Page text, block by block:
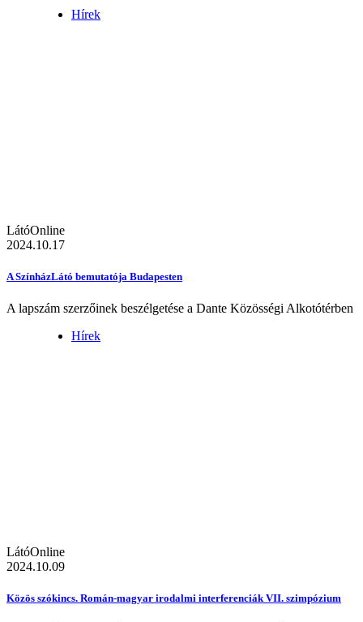
Hírek
LátóOnline
2024.10.17
A SzínházLátó bemutatója Budapesten
A lapszám szerzőinek beszélgetése a Dante Közösségi Alkotótérben
Hírek
LátóOnline
2024.10.09
Közös szókincs. Román-magyar irodalmi interferenciák VII. szimpózium